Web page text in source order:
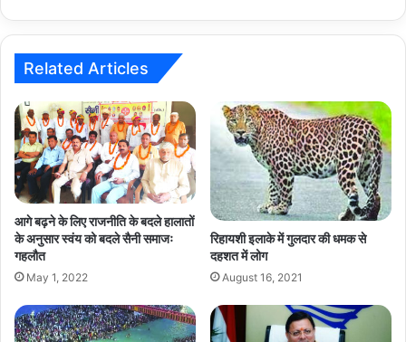
Related Articles
आगे बढ़ने के लिए राजनीति के बदले हालातों
के अनुसार स्वंय को बदले सैनी समाजः
गहलौत
May 1, 2022
रिहायशी इलाके में गुलदार की धमक से
दहशत में लोग
August 16, 2021